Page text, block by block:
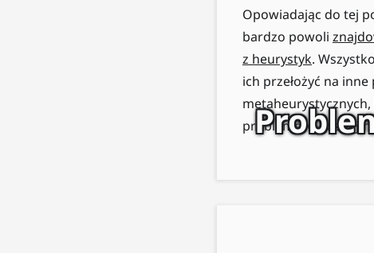
Opowiadając do tej
bardzo powoli
z heurystyk.
ich przełożyć na
problemów.